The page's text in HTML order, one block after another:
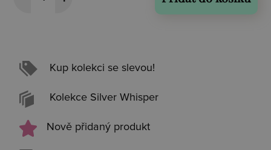
Kup kolekci se slevou!
Kolekce Silver Whisper
Nově přidaný produkt